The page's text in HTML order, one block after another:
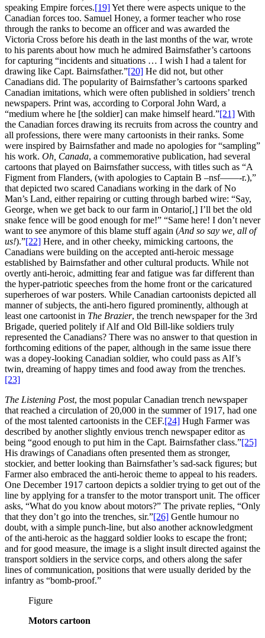
speaking Empire forces.[19]Yet there were aspects unique to the
Canadian forces too. Samuel Honey, a former teacher who rose
through the ranks to become an officer and was awarded the
Victoria Cross before his death in the last months of the war, wrote
to his parents about how much he admired Bairnsfather’s cartoons
for capturing “incidents and situations … I wish I had a talent for
drawing like Capt. Bairnsfather.”[20] He did not, but other
Canadians did. The popularity of Bairnsfather’s cartoons sparked
Canadian imitations, which were often published in soldiers’ trench
newspapers. Print was, according to Corporal John Ward, a
“medium where he [the soldier] can make himself heard.”[21] With
the Canadian forces drawing its recruits from across the country and
all professions, there were many cartoonists in their ranks. Some
were inspired by Bairnsfather and made no apologies for “sampling”
his work. Oh, Canada, a commemorative publication, had several
cartoons that played on Bairnsfather success, with titles such as “A
Figment from Flanders, (with apologies to Captain B –nsf——-r.),”
that depicted two scared Canadians working in the dark of No
Man’s Land, either repairing or cutting through barbed wire: “Say,
George, when we get back to our farm in Ontario[,] I’ll bet the old
snake fence will be good enough for me!” “Same here! I don’t never
want to see anymore of this blame stuff again (And so say we, all of
us!).”[22] Here, and in other cheeky, mimicking cartoons, the
Canadians were building on the accepted anti-heroic message
established by Bairnsfather and other cultural products. While not
overtly anti-heroic, admitting fear and fatigue was far different than
the hyper-patriotic speeches from the home front or the caricatured
superheroes of war posters. While Canadian cartoonists depicted all
manner of subjects, the anti-hero figured prominently, although at
least one cartoonist in The Brazier, the trench newspaper for the 3rd
Brigade, queried politely if Alf and Old Bill-like soldiers truly
represented the Canadians? There was no answer to that question in
forthcoming editions of the paper, although in the same issue there
was a dopey-looking Canadian soldier, who could pass as Alf’s
twin, dreaming of happy times and food away from the trenches.
[23]
The Listening Post, the most popular Canadian trench newspaper
that reached a circulation of 20,000 in the summer of 1917, had one
of the most talented cartoonists in the CEF.[24] Hugh Farmer was
described by another slightly envious trench newspaper editor as
being “good enough to put him in the Capt. Bairnsfather class.”[25]
His drawings of Canadians often presented them as stronger,
stockier, and better looking than Bairnsfather’s sad-sack figures; but
Farmer also embraced the anti-heroic theme to appeal to his readers.
One December 1917 cartoon depicts a soldier trying to get out of the
line by applying for a transfer to the motor transport unit. The officer
asks, “What do you know about motors?” The private replies, “Only
that they don’t go into the trenches, sir.”[26] Gentle humour no
doubt, with a simple punch-line, but also another acknowledgment
of the anti-heroic as the haggard soldier looks to escape the front;
and for good measure, the image is a slight insult directed against the
transport soldiers in the service corps, and others along the safer
lines of communication, positions that were usually derided by the
infantry as “bomb-proof.”
Figure
Motors cartoon